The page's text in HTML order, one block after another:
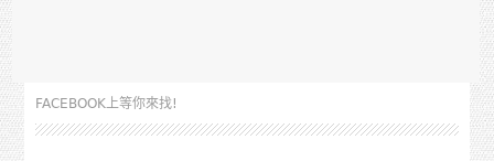
FACEBOOK上等你來找!